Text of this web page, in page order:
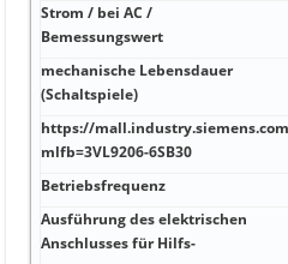
Strom / bei AC /
Bemessungswert
mechanische Lebensdauer
(Schaltspiele)
https://
mlfb=3VL9206-6SB30
Betriebsfrequenz
Ausführung des elektrischen
Anschlusses für Hilfs-